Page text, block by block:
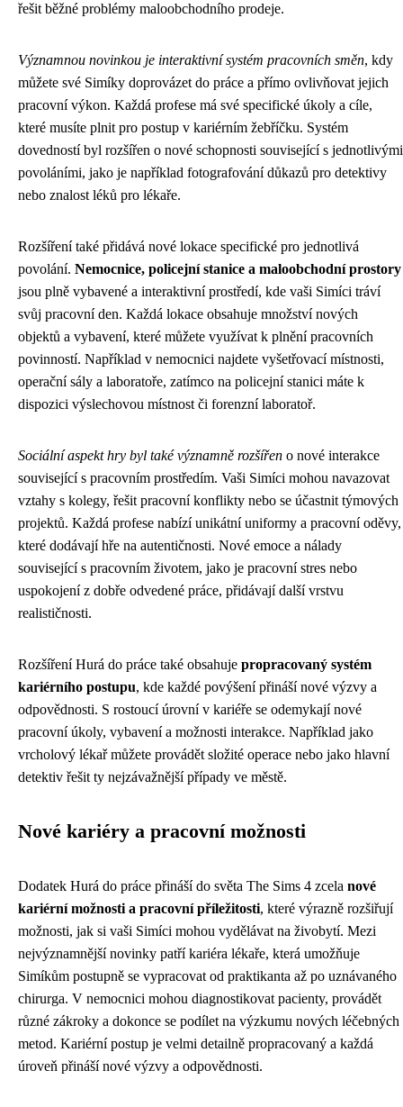
řešit běžné problémy maloobchodního prodeje.
Významnou novinkou je interaktivní systém pracovních směn, kdy
můžete své Simíky doprovázet do práce a přímo ovlivňovat jejich
pracovní výkon. Každá profese má své specifické úkoly a cíle,
které musíte plnit pro postup v kariérním žebříčku. Systém
dovedností byl rozšířen o nové schopnosti související s jednotlivými
povoláními, jako je například fotografování důkazů pro detektivy
nebo znalost léků pro lékaře.
Rozšíření také přidává nové lokace specifické pro jednotlivá
povolání. Nemocnice, policejní stanice a maloobchodní prostory
jsou plně vybavené a interaktivní prostředí, kde vaši Simíci tráví
svůj pracovní den. Každá lokace obsahuje množství nových
objektů a vybavení, které můžete využívat k plnění pracovních
povinností. Například v nemocnici najdete vyšetřovací místnosti,
operační sály a laboratoře, zatímco na policejní stanici máte k
dispozici výslechovou místnost či forenzní laboratoř.
Sociální aspekt hry byl také významně rozšířen o nové interakce
související s pracovním prostředím. Vaši Simíci mohou navazovat
vztahy s kolegy, řešit pracovní konflikty nebo se účastnit týmových
projektů. Každá profese nabízí unikátní uniformy a pracovní oděvy,
které dodávají hře na autentičnosti. Nové emoce a nálady
související s pracovním životem, jako je pracovní stres nebo
uspokojení z dobře odvedené práce, přidávají další vrstvu
realističnosti.
Rozšíření Hurá do práce také obsahuje propracovaný systém
kariérního postupu, kde každé povýšení přináší nové výzvy a
odpovědnosti. S rostoucí úrovní v kariéře se odemykají nové
pracovní úkoly, vybavení a možnosti interakce. Například jako
vrcholový lékař můžete provádět složité operace nebo jako hlavní
detektiv řešit ty nejzávažnější případy ve městě.
Nové kariéry a pracovní možnosti
Dodatek Hurá do práce přináší do světa The Sims 4 zcela nové
kariérní možnosti a pracovní příležitosti, které výrazně rozšiřují
možnosti, jak si vaši Simíci mohou vydělávat na živobytí. Mezi
nejvýznamnější novinky patří kariéra lékaře, která umožňuje
Simíkům postupně se vypracovat od praktikanta až po uznávaného
chirurga. V nemocnici mohou diagnostikovat pacienty, provádět
různé zákroky a dokonce se podílet na výzkumu nových léčebných
metod. Kariérní postup je velmi detailně propracovaný a každá
úroveň přináší nové výzvy a odpovědnosti.